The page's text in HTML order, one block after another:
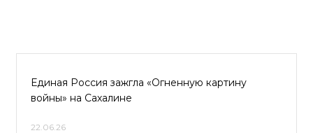
Единая Россия зажгла «Огненную картину
войны» на Сахалине
22.06.26